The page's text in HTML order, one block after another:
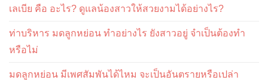
เลเบีย คือ อะไร? ดูแลน้องสาวให้สวยงามได้อย่างไร?
ท่าบริหาร มดลูกหย่อน ทำอย่างไร ยังสาวอยู่ จำเป็นต้องทำ
หรือไม่
มดลูกหย่อน มีเพศสัมพันได้ไหม จะเป็นอันตรายหรือเปล่า